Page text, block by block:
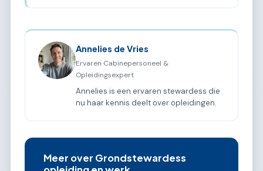
Annelies de Vries
Ervaren Cabinepersoneel &
Opleidingsexpert
Annelies is een ervaren stewardess die
nu haar kennis deelt over opleidingen.
Meer over Grondstewardess